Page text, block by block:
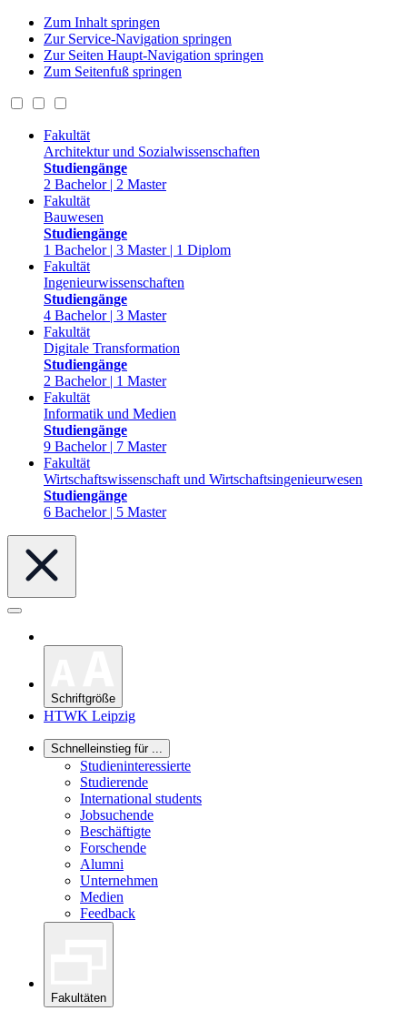
Zum Inhalt springen
Zur Service-Navigation springen
Zur Seiten Haupt-Navigation springen
Zum Seitenfuß springen
Fakultät
Architektur und Sozialwissenschaften
Studiengänge
2 Bachelor | 2 Master
Fakultät
Bauwesen
Studiengänge
1 Bachelor | 3 Master | 1 Diplom
Fakultät
Ingenieurwissenschaften
Studiengänge
4 Bachelor | 3 Master
Fakultät
Digitale Transformation
Studiengänge
2 Bachelor | 1 Master
Fakultät
Informatik und Medien
Studiengänge
9 Bachelor | 7 Master
Fakultät
Wirtschaftswissenschaft und Wirtschaftsingenieurwesen
Studiengänge
6 Bachelor | 5 Master
Schriftgröße
HTWK Leipzig
Schnelleinstieg für ...
Studieninteressierte
Studierende
International students
Jobsuchende
Beschäftigte
Forschende
Alumni
Unternehmen
Medien
Feedback
Fakultäten